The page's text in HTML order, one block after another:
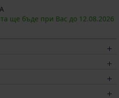
ще бъде при Вас до 12.08.2026